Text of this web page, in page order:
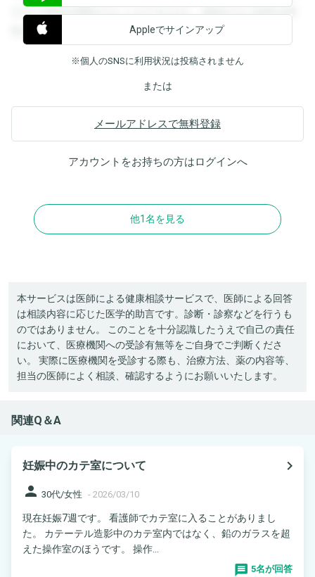
すると回答を閲覧することができます。登録すると回答を閲
覧することができます。
Appleでサインアップ
※個人のSNSに利用状況は投稿されません
または
メールアドレスで無料登録
アカウントをお持ちの方はログインへ
他1名を見る
本サービスは医師による健康相談サービスで、医師による回答
は相談内容に応じた医学的助言です。診断・診察などを行うも
のではありません。 このことを十分認識したうえで自己の責任
において、医療機関への受診有無等をご自身でご判断くださ
い。 実際に医療機関を受診する際も、治療方法、薬の内容等、
担当の医師によく相談、確認するようにお願いいたします。
関連Q＆A
妊娠中のカテ室について
navigate_next
person 30代/女性 - 2026/03/10
現在妊娠7週です。 看護師でカテ室に入ることがありまし
た。 カテーテル造影中のカテ室内ではなく、鉛のガラスを超
えた操作室のほうです。 操作...
5名が回答